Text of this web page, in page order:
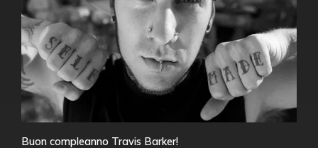
Buon compleanno Travis Barker!